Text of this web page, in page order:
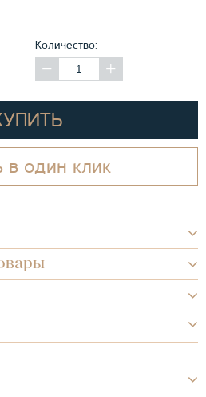
Количество:
в один клик